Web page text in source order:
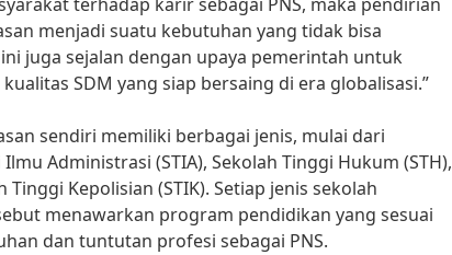
menjadi suatu kebutuhan yang tidak bisa
juga sejalan dengan upaya pemerintah untuk
SDM yang siap bersaing di era globalisasi.”
sendiri memiliki berbagai jenis, mulai dari
Administrasi (STIA), Sekolah Tinggi Hukum (STH),
Tinggi Kepolisian (STIK). Setiap jenis sekolah
menawarkan program pendidikan yang sesuai
dan tuntutan profesi sebagai PNS.